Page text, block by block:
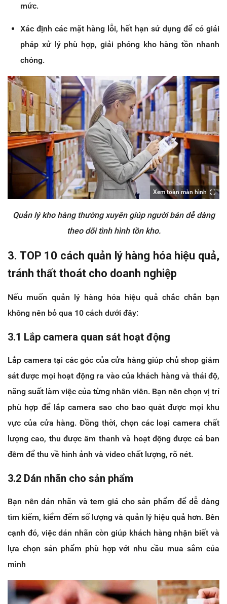
mức.
Xác định các mặt hàng lỗi, hết hạn sử dụng để có giải
pháp xử lý phù hợp, giải phóng kho hàng tồn nhanh
chóng.
Xem toàn màn hình
Quản lý kho hàng thường xuyên giúp người bán dễ dàng
theo dõi tình hình tồn kho.
3. TOP 10 cách quản lý hàng hóa hiệu quả,
tránh thất thoát cho doanh nghiệp
Nếu muốn quản lý hàng hóa hiệu quả chắc chắn bạn
không nên bỏ qua 10 cách dưới đây:
3.1 Lắp camera quan sát hoạt động
Lắp camera tại các góc của cửa hàng giúp chủ shop giám
sát được mọi hoạt động ra vào của khách hàng và thái độ,
năng suất làm việc của từng nhân viên. Bạn nên chọn vị trí
phù hợp để lắp camera sao cho bao quát được mọi khu
vực của cửa hàng. Đồng thời, chọn các loại camera chất
lượng cao, thu được âm thanh và hoạt động được cả ban
đêm để thu về hình ảnh và video chất lượng, rõ nét.
3.2 Dán nhãn cho sản phẩm
Bạn nên dán nhãn và tem giá cho sản phẩm để dễ dàng
tìm kiếm, kiểm đếm số lượng và quản lý hiệu quả hơn. Bên
cạnh đó, việc dán nhãn còn giúp khách hàng nhận biết và
lựa chọn sản phẩm phù hợp với nhu cầu mua sắm của
mình